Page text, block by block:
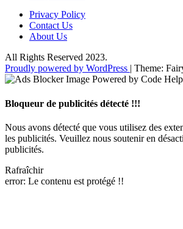
Privacy Policy
Contact Us
About Us
All Rights Reserved 2023.
Proudly powered by WordPress | Theme:
Bloqueur de publicités détecté !!!
Nous avons détecté que vous utilisez des
les publicités. Veuillez nous soutenir en
publicités.
Rafraîchir
error: Le contenu est protégé !!